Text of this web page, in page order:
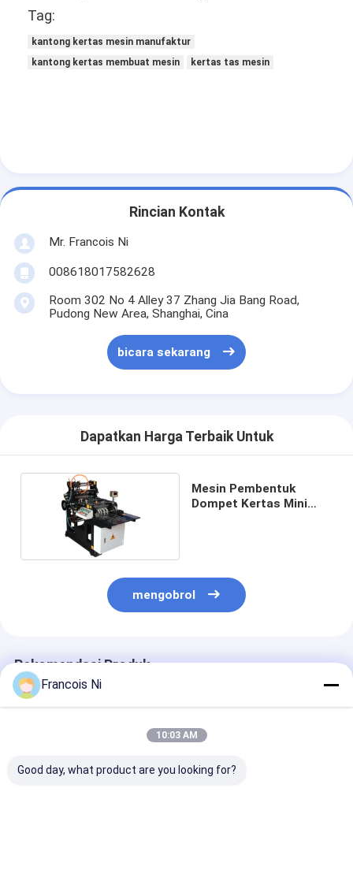
Tag:
kantong kertas mesin manufaktur
kantong kertas membuat mesin
kertas tas mesin
Rincian Kontak
Mr. Francois Ni
008618017582628
Room 302 No 4 Alley 37 Zhang Jia Bang Road,
Pudong New Area, Shanghai, Cina
bicara sekarang
Dapatkan Harga Terbaik Untuk
Mesin Pembentuk
Dompet Kertas Mini
mengobrol
Rekomendasi Produk
Francois Ni
10:03 AM
Good day, what product are you looking for?